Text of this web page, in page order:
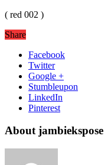
( red 002 )
Share
Facebook
Twitter
Google +
Stumbleupon
LinkedIn
Pinterest
About jambiekspose